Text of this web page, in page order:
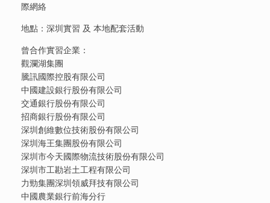
際網絡
地點：深圳實習 及 本地配套活動
曾合作實習企業：
觀瀾湖集團
騰訊國際控股有限公司
中國建設銀行股份有限公司
交通銀行股份有限公司
招商銀行股份有限公司
深圳創維數位技術股份有限公司
深圳海王集團股份有限公司
深圳市今天國際物流技術股份有限公司
深圳市工勘岩土工程有限公司
力勁集團深圳領威拜技有限公司
中國農業銀行前海分行